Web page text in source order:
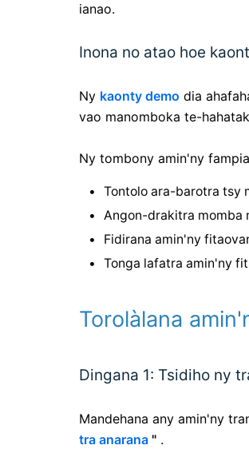
ianao.
Inona no atao hoe
Ny kaonty demo dia
vao manomboka te-
Ny tombony amin'ny
Tontolo ara-barotra tsy
Angon-drakitra momba
Fidirana amin'ny
Tonga lafatra amin'ny
Torolàlana
Dingana 1: Tsidiho ny
Mandehana any amin'ny
tra anarana " .